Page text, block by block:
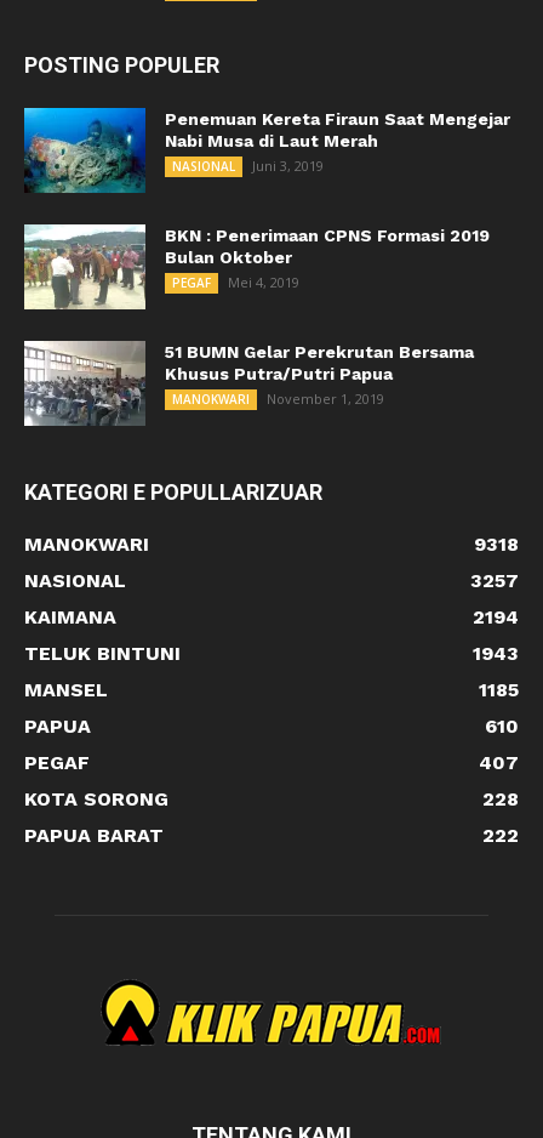
POSTING POPULER
Penemuan Kereta Firaun Saat Mengejar
Nabi Musa di Laut Merah
NASIONAL Juni 3, 2019
BKN : Penerimaan CPNS Formasi 2019
Bulan Oktober
PEGAF Mei 4, 2019
51 BUMN Gelar Perekrutan Bersama
Khusus Putra/Putri Papua
MANOKWARI November 1, 2019
KATEGORI E POPULLARIZUAR
MANOKWARI
9318
NASIONAL
3257
KAIMANA
2194
TELUK BINTUNI
1943
MANSEL
1185
PAPUA
610
PEGAF
407
KOTA SORONG
228
PAPUA BARAT
222